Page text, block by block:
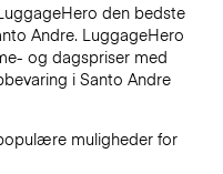
den bedste
Andre. LuggageHero
og dagspriser med
i Santo Andre
muligheder for